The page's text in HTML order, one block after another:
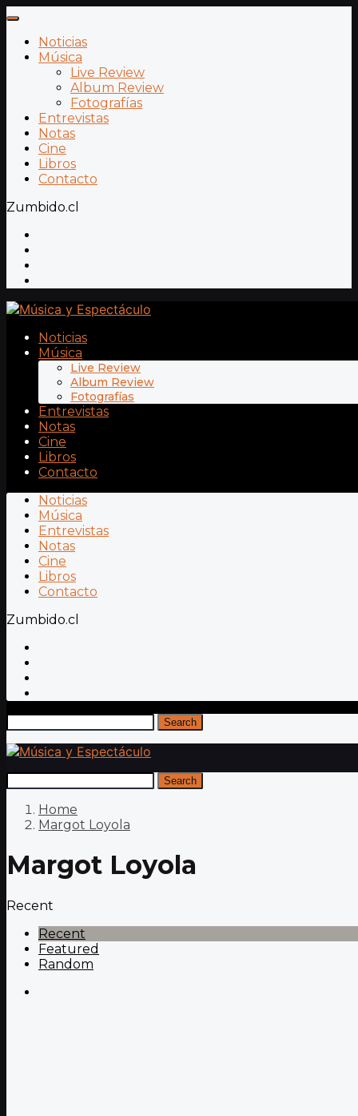
Noticias
Música
Live Review
Album Review
Fotografías
Entrevistas
Notas
Cine
Libros
Contacto
Zumbido.cl
Noticias
Música
Live Review
Album Review
Fotografías
Entrevistas
Notas
Cine
Libros
Contacto
Noticias
Música
Entrevistas
Notas
Cine
Libros
Contacto
Zumbido.cl
Search
Search
Home
Margot Loyola
Margot Loyola
Recent
Recent
Featured
Random